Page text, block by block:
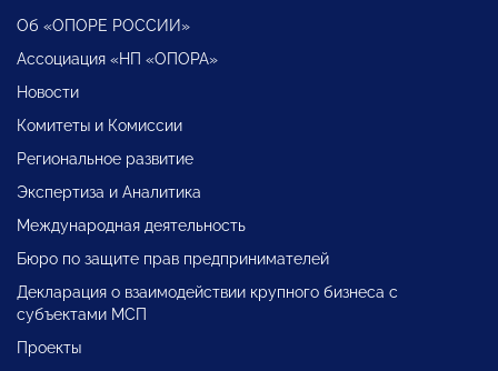
Об «ОПОРЕ РОССИИ»
Ассоциация «НП «ОПОРА»
Новости
Комитеты и Комиссии
Региональное развитие
Экспертиза и Аналитика
Международная деятельность
Бюро по защите прав предпринимателей
Декларация о взаимодействии крупного бизнеса с
субъектами МСП
Проекты